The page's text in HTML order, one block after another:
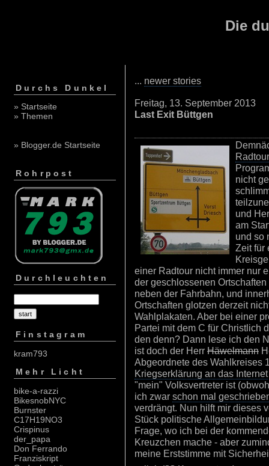
Die
Durchs Dunkel
» Startseite
» Themen
» Blogger.de Startseite
Rohrpost
Durchleuchten
Finstagram
kram793
Mehr Licht
bike-a-razzi
BikesnobNYC
Burnster
C17H19NO3
Crispinus
der_papa
Don Ferrando
Franziskript
... newer stories
Freitag, 13. September 2013
Last Exit Büttgen
nicht
und
am
und so
Zeit für
einer Radtour nicht immer nur
der geschlossenen
neben der Fahrbahn, und
Ortschaften glotzen derzeit
Wahlplakaten. Aber bei einer
Partei mit dem C für Christlich
den denn? Dann lese ich den
ist doch der Herr Häwelmann
Abgeordnete des Wahlkreises
Kriegserklärung an das Internet
"mein" Volksvertreter ist
ich zwar schon mal
verdrängt. Nun hilft mir dieses
Stück politische
Frage, wo ich bei der
Kreuzchen mache - aber
meine Erststimme mit